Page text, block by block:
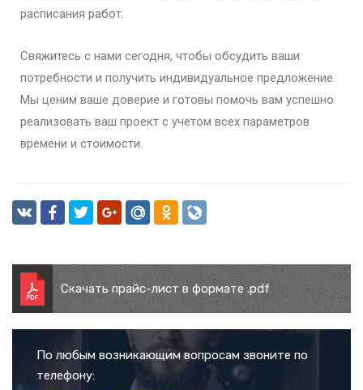
расписания работ.
Cвяжитесь с нами сегодня, чтобы обсудить ваши
потребности и получить индивидуальное предложение.
Мы ценим ваше доверие и готовы помочь вам успешно
реализовать ваш проект с учетом всех параметров
времени и стоимости.
Скачать прайс-лист в формате .pdf
По любым возникающим вопросам звоните по
телефону: